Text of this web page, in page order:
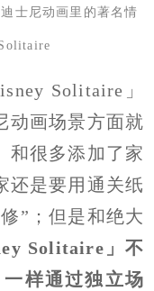
士尼动画里的著名情
Solitaire」
动画场景方面就
和很多添加了家
还是要用通关纸
”；但是和绝大
Solitaire」不
样通过独立场